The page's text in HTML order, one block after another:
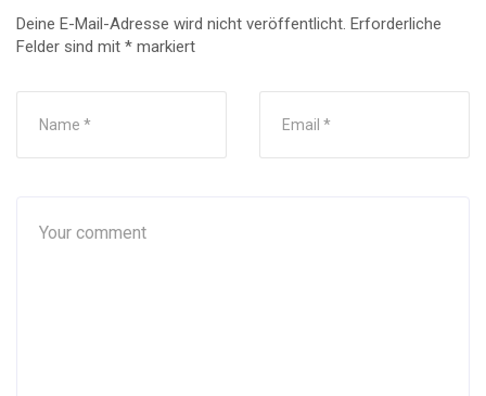
Deine E-Mail-Adresse wird nicht veröffentlicht. Erforderliche
Felder sind mit * markiert